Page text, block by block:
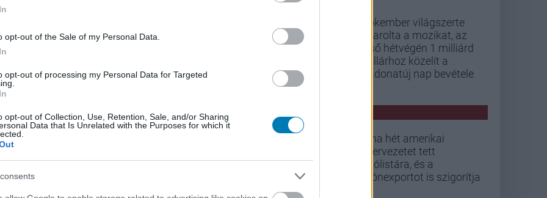
opt-out of the Sale of my Personal Data.
opt-out of processing my Personal Data for Targeted
opt-out of Collection, Use, Retention, Sale, and/or Sharing
Data that Is Unrelated with the Purposes for which it
a legújabb Csillagok háborúja széria, vagyis a Star
a mostani megmozdulást is a Hősök terén.
Pókember világszerte
letarolta a mozikat, az
első hétvégén 1 milliárd
dollárhoz közelít a
Vadonatúj nap bevétele
Kína hét amerikai
szervezetet tett
tiltólistára, és a
drónexportot is szigorítja